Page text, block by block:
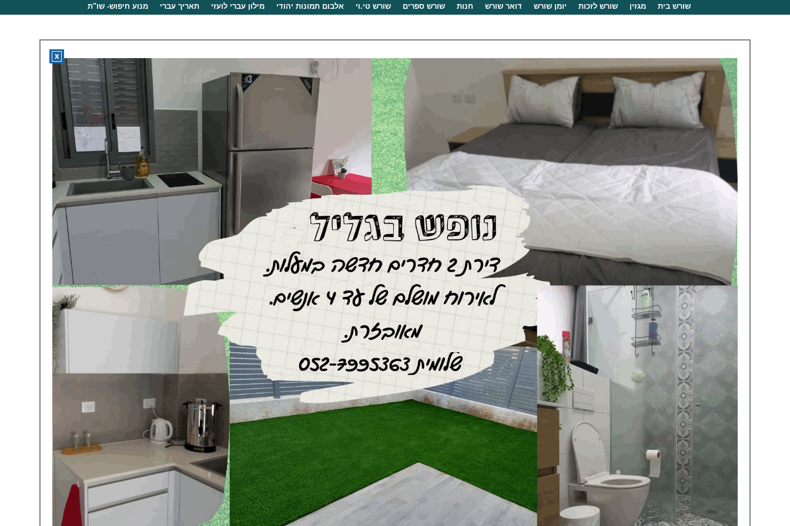
שורש בית מגזין שורש לזכות יומן שורש דואר שורש חנות שורש ספרים שורש טי.וי אלבום תמונות יהודי מילון עברי לועזי תאריך עברי מנוע חיפוש- שו"ת